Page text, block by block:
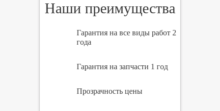
Наши преимущества
Гарантия на все виды работ 2
года
Гарантия на запчасти 1 год
Прозрачность цены